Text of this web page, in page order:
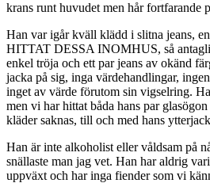
krans runt huvudet men hår fortfarande
Han var igår kväll klädd i slitna jeans,
HITTAT DESSA INOMHUS, så
enkel tröja och ett par jeans av okänd
jacka på sig, inga värdehandlingar,
inget av värde förutom sin vigselring.
men vi har hittat båda hans par
kläder saknas, till och med hans
Han är inte alkoholist eller våldsam på
snällaste man jag vet. Han har aldrig
uppväxt och har inga fiender som vi